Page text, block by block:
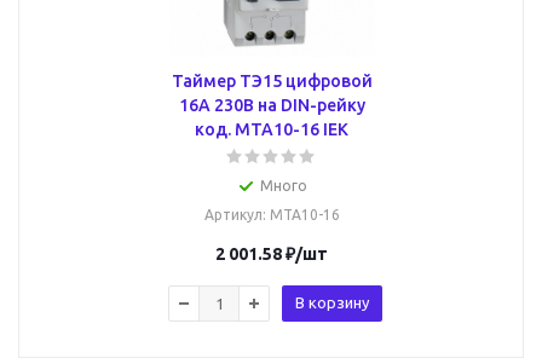
Таймер ТЭ15 цифровой
16А 230В на DIN-рейку
код. MTA10-16 IEK
Много
Артикул: MTA10-16
2 001.58₽/шт
В корзину